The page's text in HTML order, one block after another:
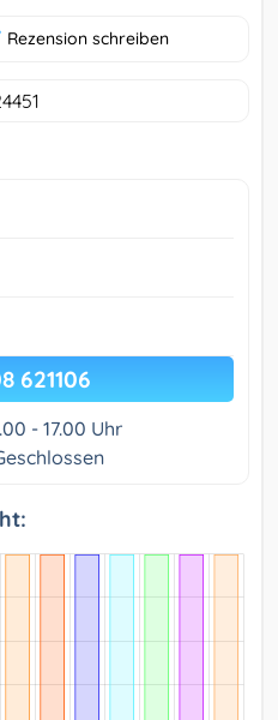
Rezension schreiben
621106
- 17.00 Uhr